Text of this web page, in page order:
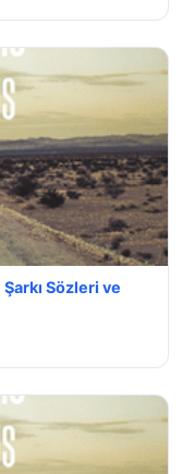
Sözleri ve